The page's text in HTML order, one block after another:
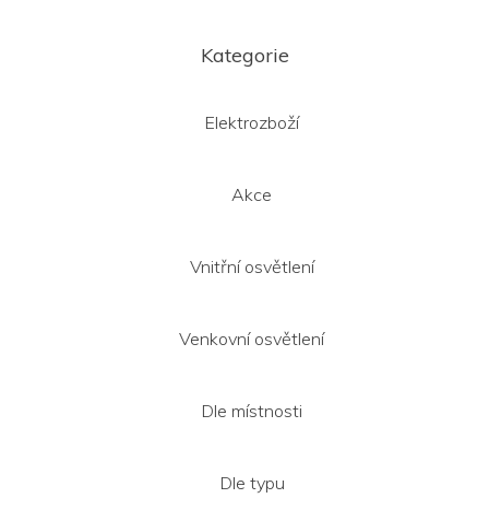
Kategorie
Elektrozboží
Akce
Vnitřní osvětlení
Venkovní osvětlení
Dle místnosti
Dle typu